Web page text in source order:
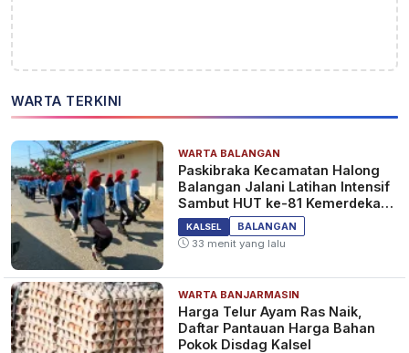
WARTA TERKINI
WARTA BALANGAN
Paskibraka Kecamatan Halong
Balangan Jalani Latihan Intensif
Sambut HUT ke-81 Kemerdekaan
RIKALSEL
BALANGAN
33 menit yang lalu
WARTA BANJARMASIN
Harga Telur Ayam Ras Naik,
Daftar Pantauan Harga Bahan
Pokok Disdag Kalsel